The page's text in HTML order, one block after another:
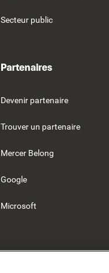
Secteur public
Partenaires
Devenir partenaire
Trouver un partenaire
Mercer Belong
Google
Microsoft